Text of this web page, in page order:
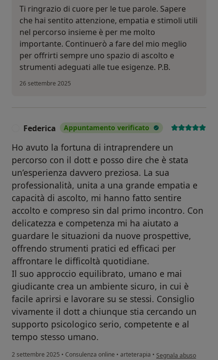
Ti ringrazio di cuore per le tue parole. Sapere
che hai sentito attenzione, empatia e stimoli utili
nel percorso insieme è per me molto
importante. Continuerò a fare del mio meglio
per offrirti sempre uno spazio di ascolto e
strumenti adeguati alle tue esigenze. P.B.
26 settembre 2025
Federica Appuntamento verificato
Ho avuto la fortuna di intraprendere un
percorso con il dott e posso dire che è stata
un’esperienza davvero preziosa. La sua
professionalità, unita a una grande empatia e
capacità di ascolto, mi hanno fatto sentire
accolto e compreso sin dal primo incontro. Con
delicatezza e competenza mi ha aiutato a
guardare le situazioni da nuove prospettive,
offrendo strumenti pratici ed efficaci per
affrontare le difficoltà quotidiane.
Il suo approccio equilibrato, umano e mai
giudicante crea un ambiente sicuro, in cui è
facile aprirsi e lavorare su se stessi. Consiglio
vivamente il dott a chiunque stia cercando un
supporto psicologico serio, competente e al
tempo stesso umano.
2 settembre 2025 • Consulenza online • arteterapia • secondo l'opinione
Segnala abuso